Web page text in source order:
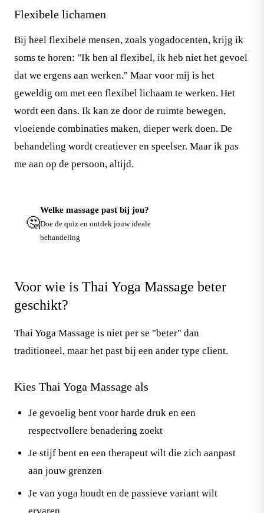
Flexibele lichamen
Bij heel flexibele mensen, zoals yogadocenten, krijg ik
soms te horen: "Ik ben al flexibel, ik heb niet het gevoel
dat we ergens aan werken." Maar voor mij is het
geweldig om met een flexibel lichaam te werken. Het
wordt een dans. Ik kan ze door de ruimte bewegen,
vloeiende combinaties maken, dieper werk doen. De
behandeling wordt creatiever en speelser. Maar ik pas
me aan op de persoon, altijd.
🤔
Welke massage past bij jou?
Doe de quiz en ontdek jouw ideale
behandeling
Voor wie is Thai Yoga Massage beter
geschikt?
Thai Yoga Massage is niet per se "beter" dan
traditioneel, maar het past bij een ander type client.
Kies Thai Yoga Massage als
Je gevoelig bent voor harde druk en een
respectvollere benadering zoekt
Je stijf bent en een therapeut wilt die zich aanpast
aan jouw grenzen
Je van yoga houdt en de passieve variant wilt